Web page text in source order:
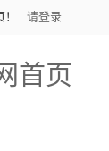
请登录
首页